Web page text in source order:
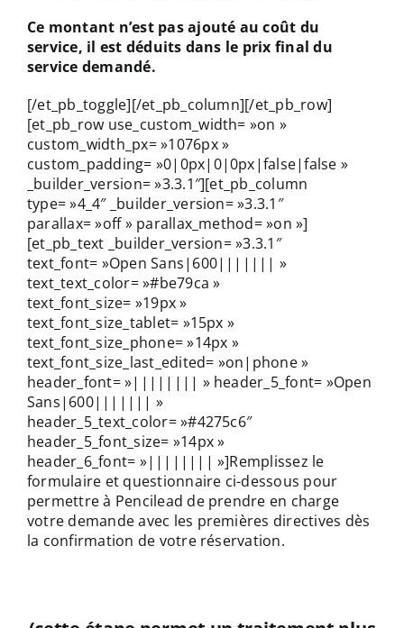
Ce montant n’est pas ajouté au coût du
service, il est déduits dans le prix final du
service demandé.
[/et_pb_toggle][/et_pb_column][/et_pb_row]
[et_pb_row use_custom_width= »on »
custom_width_px= »1076px »
custom_padding= »0|0px|0|0px|false|false »
_builder_version= »3.3.1″][et_pb_column
type= »4_4″ _builder_version= »3.3.1″
parallax= »off » parallax_method= »on »]
[et_pb_text _builder_version= »3.3.1″
text_font= »Open Sans|600||||||| »
text_text_color= »#be79ca »
text_font_size= »19px »
text_font_size_tablet= »15px »
text_font_size_phone= »14px »
text_font_size_last_edited= »on|phone »
header_font= »|||||||| » header_5_font= »Open
Sans|600||||||| »
header_5_text_color= »#4275c6″
header_5_font_size= »14px »
header_6_font= »|||||||| »]Remplissez le
formulaire et questionnaire ci-dessous pour
permettre à Pencilead de prendre en charge
votre demande avec les premières directives dès
la confirmation de votre réservation.